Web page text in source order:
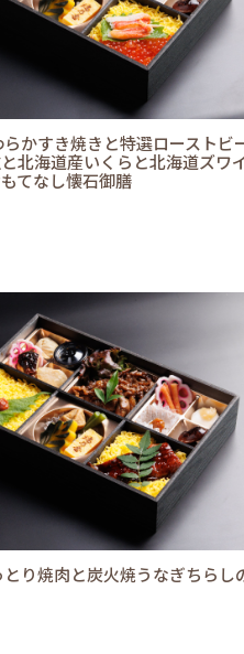
かすき焼きと特選ローストビ
北海道産いくらと北海道ズワ
てなし懐石御膳
り焼肉と炭火焼うなぎちらし